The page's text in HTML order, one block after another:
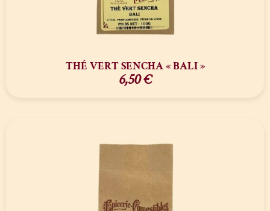
THÉ VERT SENCHA « BALI »
6,50€